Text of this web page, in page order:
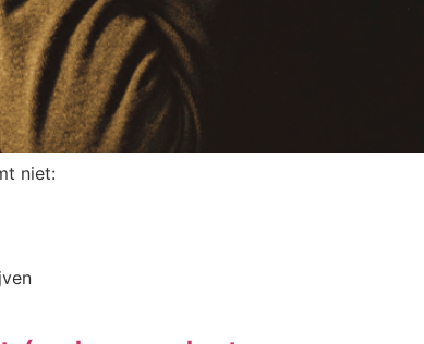
niet: